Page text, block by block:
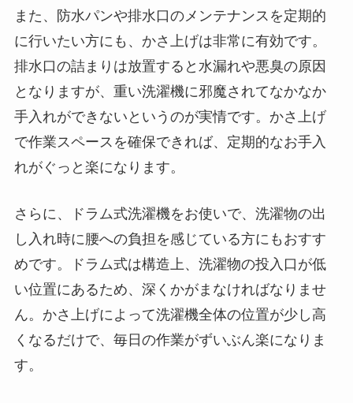
また、防水パンや排水口のメンテナンスを定期的
に行いたい方にも、かさ上げは非常に有効です。
排水口の詰まりは放置すると水漏れや悪臭の原因
となりますが、重い洗濯機に邪魔されてなかなか
手入れができないというのが実情です。かさ上げ
で作業スペースを確保できれば、定期的なお手入
れがぐっと楽になります。
さらに、ドラム式洗濯機をお使いで、洗濯物の出
し入れ時に腰への負担を感じている方にもおすす
めです。ドラム式は構造上、洗濯物の投入口が低
い位置にあるため、深くかがまなければなりませ
ん。かさ上げによって洗濯機全体の位置が少し高
くなるだけで、毎日の作業がずいぶん楽になりま
す。